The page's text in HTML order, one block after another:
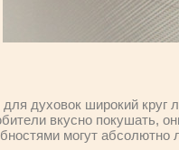
духовок широкий
вкусно покушать,
могут абсолютно